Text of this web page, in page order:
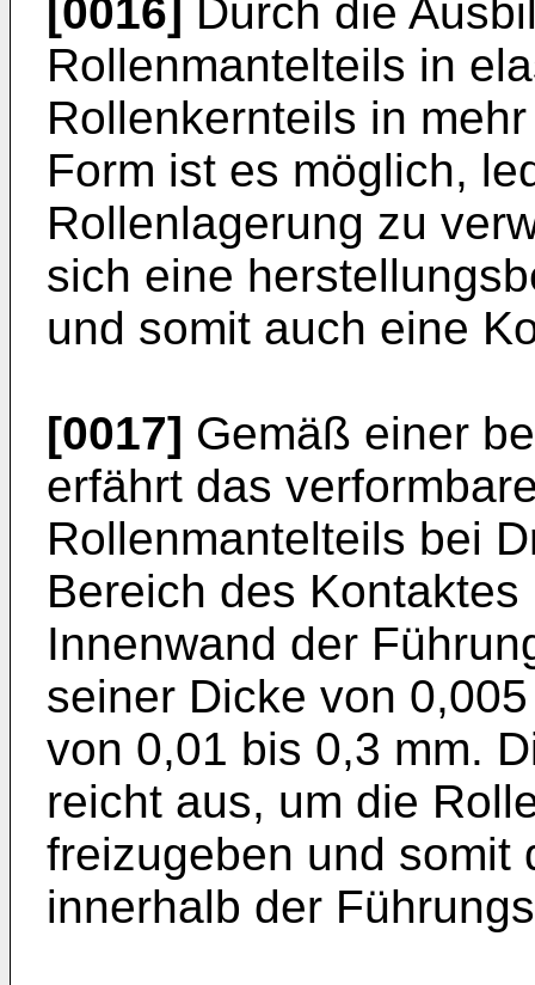
[0016]
Durch die
Rollenmantelteils in
Rollenkernteils in
Form ist es möglich,
Rollenlagerung zu
sich eine
und somit auch eine
[0017] Gemäß einer
erfährt das
Rollenmantelteils bei
Bereich des
Innenwand der
seiner Dicke von
von 0,01 bis 0,3 mm.
reicht aus, um die
freizugeben und somit
innerhalb der